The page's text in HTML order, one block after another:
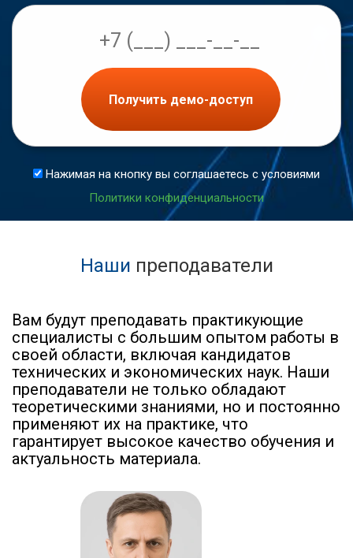
Получить демо-доступ
Нажимая на кнопку вы соглашаетесь с условиями
Политики конфиденциальности
Наши преподаватели
Вам будут преподавать практикующие
специалисты с большим опытом работы в
своей области, включая кандидатов
технических и экономических наук. Наши
преподаватели не только обладают
теоретическими знаниями, но и постоянно
применяют их на практике, что
гарантирует высокое качество обучения и
актуальность материала.